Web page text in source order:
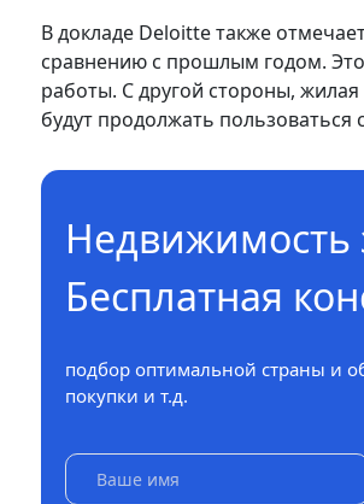
В докладе Deloitte также
сравнению с прошлым годом.
работы. С другой стороны,
будут продолжать пользоваться
Недвижимость
Бесплатная
подбор оптимальной страны и
покупки и т.д.